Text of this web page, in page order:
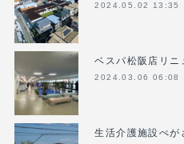
2024.05.02 13:35
ベスパ松阪店リニ
2024.03.06 06:08
生活介護施設ぺが